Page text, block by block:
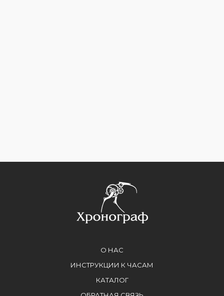
О НАС
ИНСТРУКЦИИ К ЧАСАМ
КАТАЛОГ